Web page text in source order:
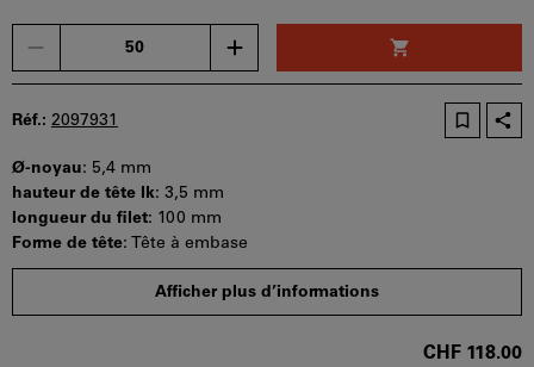
bon
d'achat
être
utilisé
par
panier.
Réf.: 2097931
Ø-noyau: 5,4 mm
hauteur de tête lk: 3,5 mm
longueur du filet: 100 mm
Forme de tête: Tête à embase
Quantité minimale de commande : 50 pièces
Etapes de la commande : 50 pièces
Afficher plus d’informations
CHF 118.00